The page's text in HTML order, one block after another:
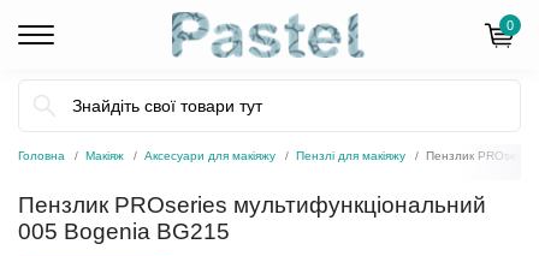
0
Головна Макіяж Аксесуари для макіяжу Пензлі для макіяжу Пензлик
Пензлик PROseries мультифункціональний
005 Bogenia BG215